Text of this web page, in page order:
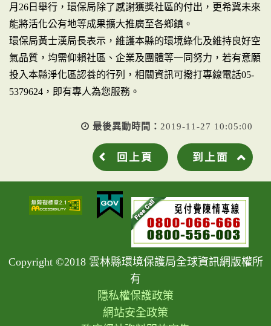
月26日舉行，環保局除了感謝獲獎社區的付出，更希冀未來
能將活化公有地等成果擴大推廣至各鄉鎮。
環保局黃士漢局長表示，維護本縣的環境綠化及維持良好空
氣品質，均需仰賴社區、企業及團體等一同努力，若有意願
投入本縣淨化區認養的行列，相關資訊可撥打專線電話05-
5379624，即有專人為您服務。
最後異動時間： 2019-11-27 10:05:00
回上頁 到上面
Copyright ©2018 雲林縣環境保護局全球資訊網版權所
有
隱私權保護政策
網站安全政策